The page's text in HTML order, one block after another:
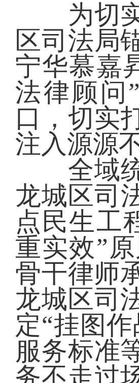
为切实
区司法局
宁华慕嘉
法律顾问
口，切实
注入源源
全域统
龙城区司
点民生工
重实效”
骨干律师
龙城区司
定“挂图
服务标准
务不走过